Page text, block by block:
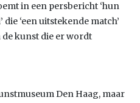
in een persbericht ‘hun
‘een uitstekende match’
de kunst die er wordt
Den Haag, maar